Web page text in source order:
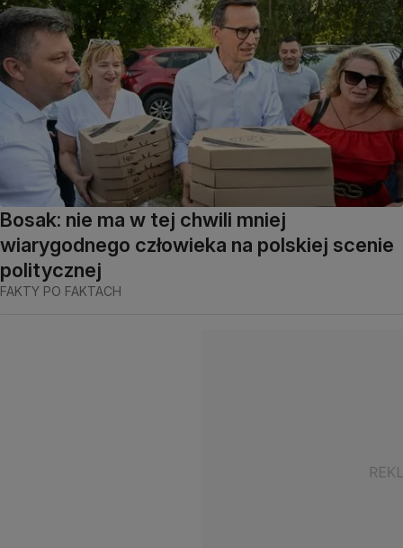
Bosak: nie ma w tej chwili mniej
wiarygodnego człowieka na polskiej scenie
politycznej
FAKTY PO FAKTACH